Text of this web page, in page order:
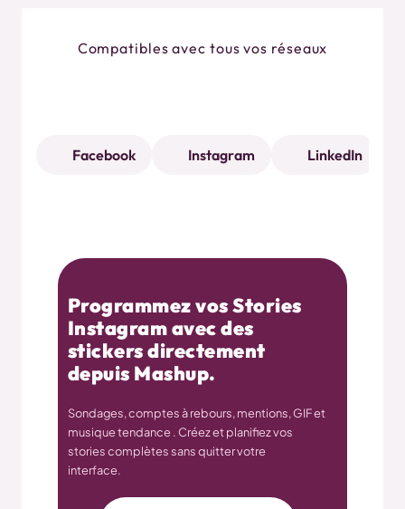
Compatibles avec tous vos réseaux
Facebook Instagram LinkedIn
Programmez vos Stories
Instagram avec des
stickers directement
depuis Mashup.
Sondages, comptes à rebours, mentions, GIF et
musique tendance . Créez et planifiez vos
stories complètes sans quitter votre
interface.